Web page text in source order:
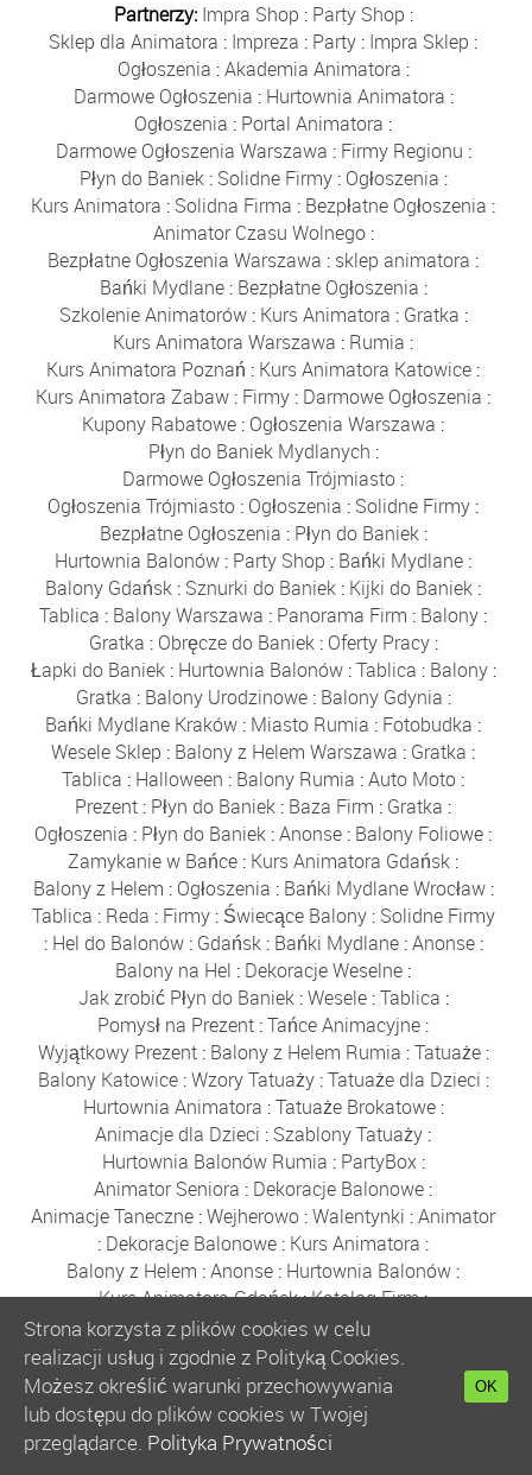
Partnerzy: Impra Shop : Party Shop :
Sklep dla Animatora : Impreza : Party : Impra Sklep :
Ogłoszenia :Akademia Animatora :
Darmowe Ogłoszenia : Hurtownia Animatora :
Ogłoszenia : Portal Animatora :
Darmowe Ogłoszenia Warszawa : Firmy Regionu :
Płyn do Baniek: Solidne Firmy: Ogłoszenia :
Kurs Animatora : Solidna Firma : Bezpłatne Ogłoszenia :
Animator Czasu Wolnego:
Bezpłatne Ogłoszenia Warszawa : sklep animatora :
Bańki Mydlane: Bezpłatne Ogłoszenia :
Szkolenie Animatorów: Kurs Animatora : Gratka :
Kurs Animatora Warszawa : Rumia :
Kurs Animatora Poznań : Kurs Animatora Katowice :
Kurs Animatora Zabaw : Firmy : Darmowe Ogłoszenia :
Kupony Rabatowe : Ogłoszenia Warszawa :
Płyn do Baniek Mydlanych :
Darmowe Ogłoszenia Trójmiasto :
Ogłoszenia Trójmiasto : Ogłoszenia : Solidne Firmy :
Bezpłatne Ogłoszenia : Płyn do Baniek:
Hurtownia Balonów : Party Shop : Bańki Mydlane :
Balony Gdańsk : Sznurki do Baniek : Kijki do Baniek :
Tablica : Balony Warszawa : Panorama Firm : Balony :
Gratka : Obręcze do Baniek: Oferty Pracy:
Łapki do Baniek: Hurtownia Balonów:Tablica : Balony:
Gratka : Balony Urodzinowe: Balony Gdynia :
Bańki Mydlane Kraków : Miasto Rumia : Fotobudka :
Wesele Sklep : Balony z Helem Warszawa : Gratka :
Tablica : Halloween : Balony Rumia :Auto Moto :
Prezent : Płyn do Baniek : Baza Firm : Gratka :
Ogłoszenia : Płyn do Baniek :Anonse : Balony Foliowe :
Zamykanie w Bańce : Kurs Animatora Gdańsk :
Balony z Helem : Ogłoszenia : Bańki Mydlane Wrocław:
Tablica : Reda : Firmy: Świecące Balony: Solidne Firmy
: Hel do Balonów: Gdańsk: Bańki Mydlane:Anonse:
Balony na Hel : Dekoracje Weselne :
Jak zrobić Płyn do Baniek:Wesele:Tablica :
Pomysł na Prezent :Tańce Animacyjne :
Wyjątkowy Prezent: Balony z Helem Rumia :Tatuaże:
Balony Katowice:Wzory Tatuaży:Tatuaże dla Dzieci :
Hurtownia Animatora :Tatuaże Brokatowe:
Animacje dla Dzieci : Szablony Tatuaży :
Hurtownia Balonów Rumia : PartyBox:
Animator Seniora : Dekoracje Balonowe :
Animacje Taneczne :Wejherowo :Walentynki :Animator
: Dekoracje Balonowe : Kurs Animatora :
Balony z Helem :Anonse : Hurtownia Balonów :
Kurs Animatora Gdańsk:Katalog Firm:
Hurtownia Animatora:Balony: Balony Wejherowo
Akademia Animatora:Balony Warszawa
Bańki Mydlane:Hurtownia Balonów:Balony Reda :
Gdynia:Sklep z Balonami Rumia:Boże Narodzenie:
Balony Poznań:Zabawki:Balony Kraków
Balony Wrocław
Balony Łódź
Strona korzysta z plików cookies w celu
realizacji usług i zgodnie z Polityką Cookies.
Możesz określić warunki przechowywania
lub dostępu do plików cookies w Twojej
przeglądarce. Polityka Prywatności
OK